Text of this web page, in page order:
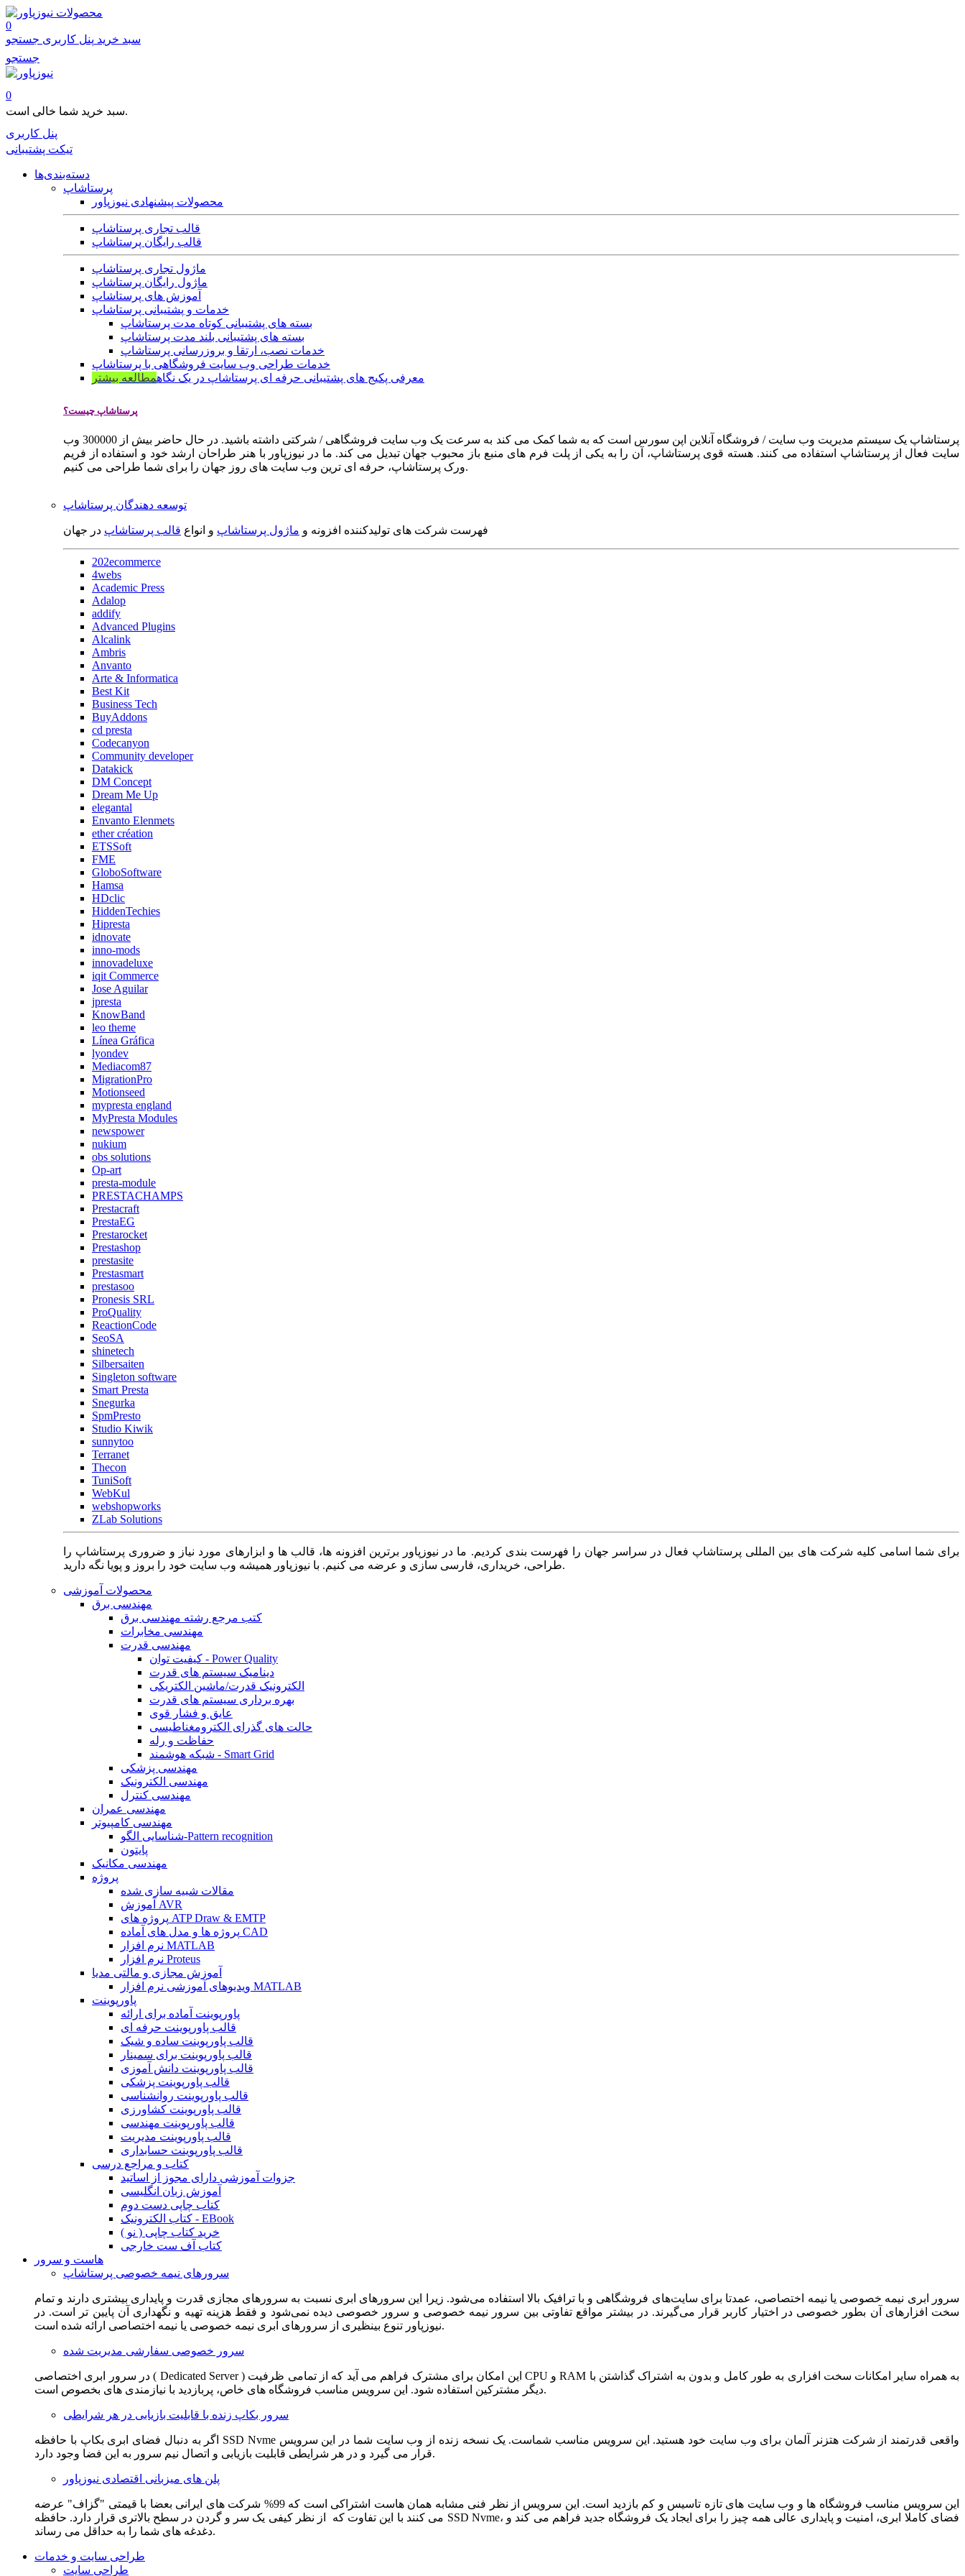
محصولات
0
سبد خرید پنل کاربری جستجو
جستجو
0
سبد خرید شما خالی است.
پنل کاربری
تیکت پشتیبانی
دسته‌بندی‌ها
پرستاشاپ
محصولات پیشنهادی نیوزپاور
قالب تجاری پرستاشاپ
قالب رایگان پرستاشاپ
ماژول تجاری پرستاشاپ
ماژول رایگان پرستاشاپ
آموزش های پرستاشاپ
خدمات و پشتیبانی پرستاشاپ
بسته های پشتیبانی کوتاه مدت پرستاشاپ
بسته های پشتیبانی بلند مدت پرستاشاپ
خدمات نصب، ارتقا و بروزرسانی پرستاشاپ
خدمات طراحی وب سایت فروشگاهی با پرستاشاپ
معرفی پکیج های پشتیبانی حرفه ای پرستاشاپ در یک نگاهمطالعه بیشتر
پرستاشاپ چیست؟
پرستاشاپ یک سیستم مدیریت وب سایت / فروشگاه آنلاین اپن سورس است که به شما کمک می کند به سرعت یک وب سایت فروشگاهی / شرکتی داشته باشید. در حال حاضر بیش از 300000 وب
سایت فعال از پرستاشاپ استفاده می کنند. هسته قوی پرستاشاپ، آن را به یکی از پلت فرم های منبع باز محبوب جهان تبدیل می کند. ما در نیوزپاور با هنر طراحان ارشد خود و استفاده از فریم
ورک پرستاشاپ، حرفه ای ترین وب سایت های روز جهان را برای شما طراحی می کنیم.
توسعه دهندگان پرستاشاپ
فهرست شرکت های تولیدکننده افزونه و ماژول پرستاشاپ و انواع قالب پرستاشاپ در جهان
202ecommerce
4webs
Academic Press
Adalop
addify
Advanced Plugins
Alcalink
Ambris
Anvanto
Arte & Informatica
Best Kit
Business Tech
BuyAddons
cd presta
Codecanyon
Community developer
Datakick
DM Concept
Dream Me Up
elegantal
Envanto Elenmets
ether création
ETSSoft
FME
GloboSoftware
Hamsa
HDclic
HiddenTechies
Hipresta
idnovate
inno-mods
innovadeluxe
iqit Commerce
Jose Aguilar
jpresta
KnowBand
leo theme
Línea Gráfica
lyondev
Mediacom87
MigrationPro
Motionseed
mypresta england
MyPresta Modules
newspower
nukium
obs solutions
Op-art
presta-module
PRESTACHAMPS
Prestacraft
PrestaEG
Prestarocket
Prestashop
prestasite
Prestasmart
prestasoo
Pronesis SRL
ProQuality
ReactionCode
SeoSA
shinetech
Silbersaiten
Singleton software
Smart Presta
Snegurka
SpmPresto
Studio Kiwik
sunnytoo
Terranet
Thecon
TuniSoft
WebKul
webshopworks
ZLab Solutions
برای شما اسامی کلیه شرکت های بین المللی پرستاشاپ فعال در سراسر جهان را فهرست بندی کردیم. ما در نیوزپاور برترین افزونه ها، قالب ها و ابزارهای مورد نیاز و ضروری پرستاشاپ را
طراحی، خریداری، فارسی سازی و عرضه می کنیم. با نیوزپاور همیشه وب سایت خود را بروز و پویا نگه دارید.
محصولات آموزشی
مهندسی برق
کتب مرجع رشته مهندسی برق
مهندسی مخابرات
مهندسی قدرت
کیفیت توان - Power Quality
دینامیک سیستم های قدرت
الکترونیک قدرت/ماشین الکتریکی
بهره برداری سیستم های قدرت
عایق و فشار قوی
حالت های گذرای الکترومغناطیسی
حفاظت و رله
شبکه هوشمند - Smart Grid
مهندسی پزشکی
مهندسی الکترونیک
مهندسی کنترل
مهندسی عمران
مهندسی کامپیوتر
شناسایی الگو-Pattern recognition
پایتون
مهندسی مکانیک
پروژه
مقالات شبیه سازی شده
آموزش AVR
پروژه های ATP Draw & EMTP
پروژه ها و مدل های آماده CAD
نرم افزار MATLAB
نرم افزار Proteus
آموزش مجازی و مالتی مدیا
ویدیوهای آموزشی نرم افزار MATLAB
پاورپوینت
پاورپوینت آماده برای ارائه
قالب پاورپوینت حرفه ای
قالب پاورپوینت ساده و شیک
قالب پاورپوینت برای سمینار
قالب پاورپوینت دانش آموزی
قالب پاورپوینت پزشکی
قالب پاورپوینت روانشناسی
قالب پاورپوینت کشاورزی
قالب پاورپوینت مهندسی
قالب پاورپوینت مدیریت
قالب پاورپوینت حسابداری
کتاب و مراجع درسی
جزوات آموزشی دارای مجوز از اساتید
آموزش زبان انگلیسی
کتاب چاپی دست دوم
کتاب الکترونیک - EBook
خرید کتاب چاپی ( نو )
کتاب آف ست خارجی
هاست و سرور
سرورهای نیمه خصوصی پرستاشاپ
سرور ابری نیمه خصوصی یا نیمه اختصاصی، عمدتا برای سایت‌های فروشگاهی و با ترافیک بالا استفاده می‌شود. زیرا این سرورهای ابری نسبت به سرورهای مجازی قدرت و پایداری بیشتری دارند و تمام
سخت افزارهای آن بطور خصوصی در اختیار کاربر قرار می‌گیرند. در بیشتر مواقع تفاوتی بین سرور نیمه خصوصی و سرور خصوصی دیده نمی‌شود و فقط هزینه تهیه و نگهداری آن پایین تر است. در
نیوزپاور تنوع بینظیری از سرورهای ابری نیمه خصوصی یا نیمه اختصاصی ارائه شده است.
سرور خصوصی سفارشی مدیریت شده
در سرور ابری اختصاصی ( Dedicated Server ) این امکان برای مشترک فراهم می آید که از تمامی ظرفیت CPU و RAM به همراه سایر امکانات سخت افزاری به طور کامل و بدون به اشتراک گذاشتن با
دیگر مشترکین استفاده شود. این سرویس مناسب فروشگاه های خاص، پربازدید با نیازمندی های بخصوص است.
سرور بکاپ زنده با قابلیت بازیابی در هر شرایطی
اگر به دنبال فضای ابری بکاپ با حافظه SSD Nvme واقعی قدرتمند از شرکت هتزنر آلمان برای وب سایت خود هستید. این سرویس مناسب شماست. یک نسخه زنده از وب سایت شما در این سرویس
قرار می گیرد و در هر شرایطی قابلیت بازیابی و اتصال نیم سرور به این فضا وجود دارد.
پلن های میزبانی اقتصادی نیوزپاور
این سرویس مناسب فروشگاه ها و وب سایت های تازه تاسیس و کم بازدید است. این سرویس از نظر فنی مشابه همان هاست اشتراکی است که 99% شرکت های ایرانی بعضا با قیمتی "گزاف" عرضه
می کنند با این تفاوت که از نظر کیفی یک سر و گردن در سطح بالاتری قرار دارد. حافظه SSD Nvme، فضای کاملا ابری، امنیت و پایداری عالی همه چیز را برای ایجاد یک فروشگاه جدید فراهم می کند و
دغدغه های شما را به حداقل می رساند.
طراحی سایت و خدمات
طراحی سایت